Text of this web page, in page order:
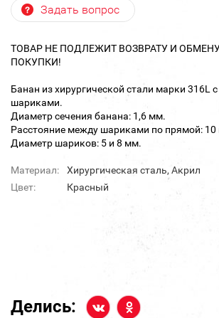
Задать вопрос
ТОВАР НЕ ПОДЛЕЖИТ ВОЗВРАТУ И
ПОКУПКИ!
Банан из хирургической стали марки 316L
шариками.
Диаметр сечения банана: 1,6 мм.
Расстояние между шариками по прямой:
Диаметр шариков: 5 и 8 мм.
Материал:
Хирургическая сталь, Акрил
Цвет:
Красный
Делись: